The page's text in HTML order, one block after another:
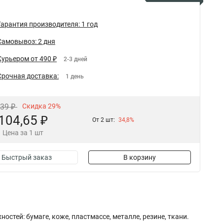
производителя: 1 год
2 дня
от 490 ₽ 2-3 дней
доставка: 1 день
₽ Скидка 29%
₽
Цена за 1 шт
От 2 шт: 34,8%
Быстрый заказ В корзину
бумаге, коже, пластмассе, металле, резине, ткани.